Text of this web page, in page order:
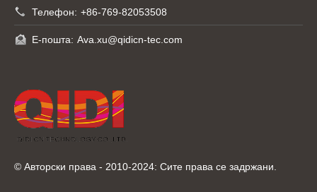
Телефон: +86-769-82053508
Е-пошта: Ava.xu@qidicn-tec.com
© Авторски права - 2010-2024: Сите права се задржани.